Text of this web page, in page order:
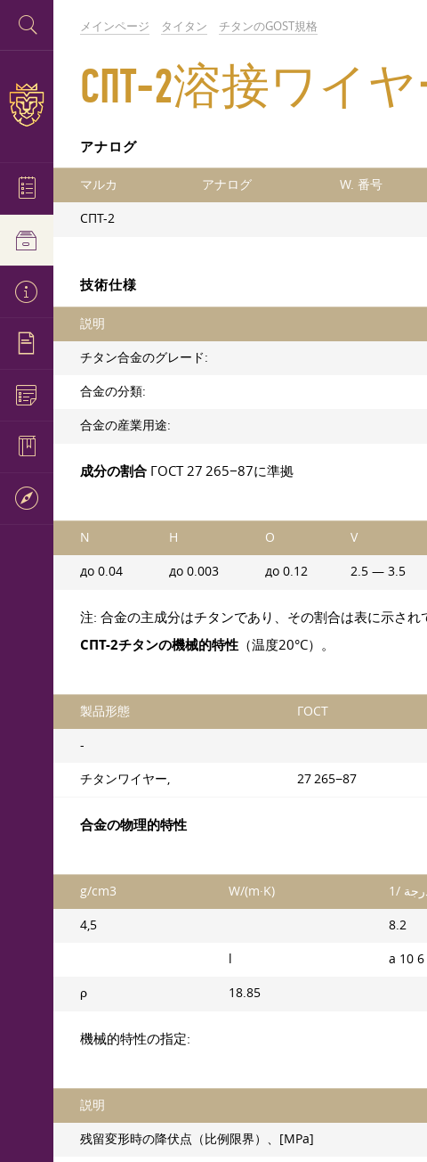
メインページ タイタン チタンのGOST規格
СПТ-2溶接ワイヤ
アナログ
マルカ アナログ W. 番号
СПТ-2
技術仕様
説明
チタン合金のグレード:
合金の分類:
合金の産業用途:
成分の割合 ГОСТ 27 265−87に準拠
N H O V
до 0.04 до 0.003 до 0.12 2.5 — 3.5
注: 合金の主成分はチタンであり、その割合は表に示され
СПТ-2チタンの機械的特性 （温度20°C）。
製品形態 ГОСТ
-
チタンワイヤー, 27 265−87
合金の物理的特性
g/cm3 W/(m·K) درجة
4,5 8.2
l a 10 6
ρ 18.85
機械的特性の指定:
説明
残留変形時の降伏点（比例限界）、[MPa]